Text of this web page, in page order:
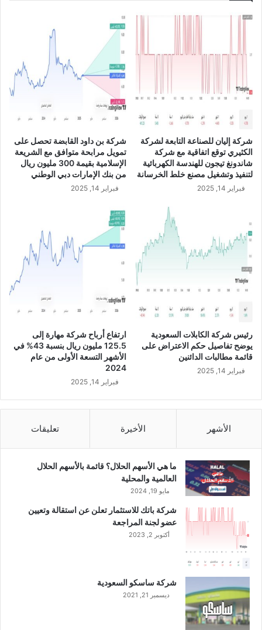
ر
:
ت
ل
ش
ر
ك
ف
ت
ت
ا
ح
ر
ض
د
ل
ع
م
م
ق
ل
ت
ل
U
S
D
شركة إليان للصناعة التابعة لشركة
الكثيري توقع اتفاقية مع شركة
شاندونغ تيجون للهندسة الكهربائية
لتنفيذ وتشغيل مصنع خلط الخرسانة
فبراير 14, 2025
شركة بن داود القابضة تحصل على
تمويل مرابحة متوافق مع الشريعة
الإسلامية بقيمة 300 مليون ريال
من بنك الإمارات دبي الوطني
فبراير 14, 2025
رئيس شركة الكابلات السعودية
يوضح تفاصيل حكم الاعتراض على
قائمة مطالبات الدائنين
فبراير 14, 2025
ارتفاع أرباح شركة مهارة إلى
125.5 مليون ريال بنسبة 43% في
الأشهر التسعة الأولى من عام
2024
فبراير 14, 2025
الأشهر الأخيرة تعليقات
ما هي الأسهم الحلال؟ قائمة بالأسهم الحلال
العالمية والمحلية
مايو 19, 2024
شركة باتك للاستثمار تعلن عن استقالة وتعيين
عضو لجنة المراجعة
أكتوبر 2, 2023
شركة ساسكو السعودية
ديسمبر 21, 2021